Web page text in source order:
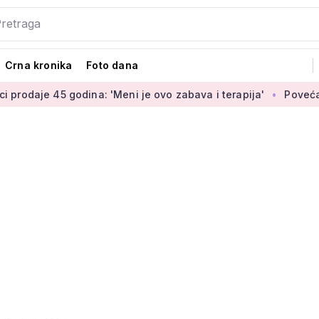
Crna kronika Foto dana
'Meni je ovo zabava i terapija' Povećanje